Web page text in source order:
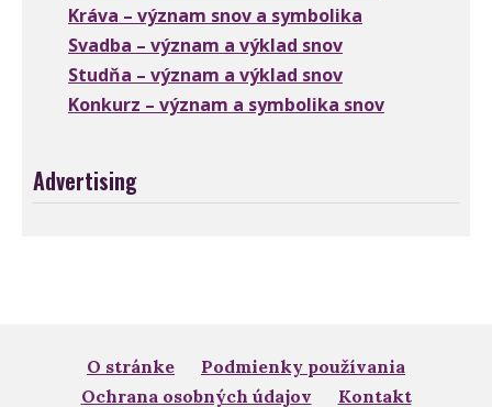
Kráva – význam snov a symbolika
Svadba – význam a výklad snov
Studňa – význam a výklad snov
Konkurz – význam a symbolika snov
Advertising
O stránke
Podmienky používania
Ochrana osobných údajov
Kontakt